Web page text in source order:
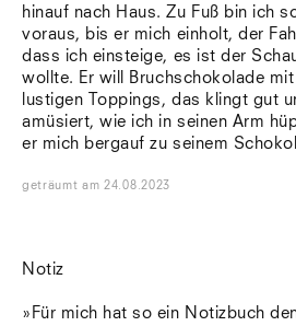
hinauf nach Haus. Zu Fuß bin ich
voraus, bis er mich einholt, der
dass ich einsteige, es ist der
wollte. Er will Bruchschokolade
lustigen Toppings, das klingt gut
amüsiert, wie ich in seinen Arm
er mich bergauf zu seinem
geträumt am24.08.2023
Notiz
»Für mich hat so ein Notizbuch